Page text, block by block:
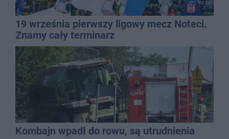
19 września pierwszy ligowy mecz Noteci.
Znamy cały terminarz
Kombajn wpadł do rowu, są utrudnienia